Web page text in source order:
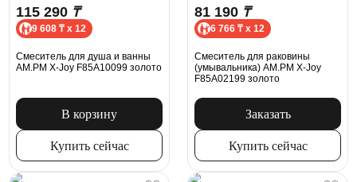
115 290 ₸
9 608 ₸ x 12
Смеситель для душа и ванны
AM.PM X-Joy F85A10099 золото
В корзину
Купить сейчас
81 190 ₸
6 766 ₸ x 12
Смеситель для раковины
(умывальника) AM.PM X-Joy
F85A02199 золото
Заказать
Купить сейчас